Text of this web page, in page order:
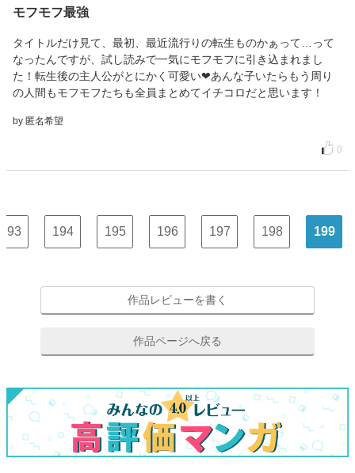
モフモフ最強
タイトルだけ見て、最初、最近流行りの転生ものかぁって…って
なったんですが、試し読みで一気にモフモフに引き込まれまし
た！転生後の主人公がとにかく可愛い❤あんな子いたらもう周り
の人間もモフモフたちも全員まとめてイチコロだと思います！
by 匿名希望
0
193 194 195 196 197 198 199
作品レビューを書く
作品ページへ戻る